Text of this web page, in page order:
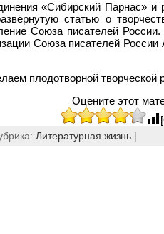
«Сибирский Парнас»
статью о
Союза писателей
Союза писателей
плодотворной творческой
Оцените этот
Литературная жизнь|